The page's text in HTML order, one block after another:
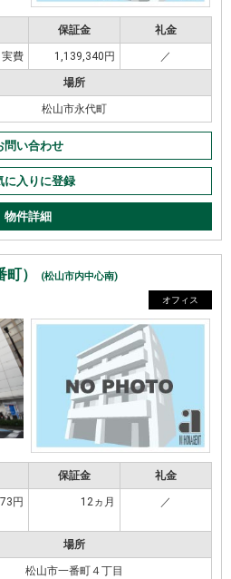
保証金 礼金
実費 1,139,340円 ／
場所
松山市永代町
問い合わせ
に入りに登録
物件詳細
） (松山市内中心南)
オフィス
保証金 礼金
円 12ヵ月 ／
場所
松山市一番町４丁目